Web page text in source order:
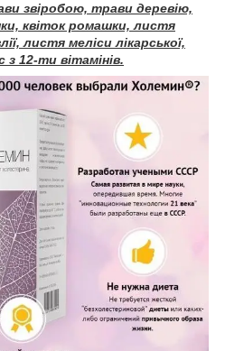
звіробою, трави деревію,
квіток ромашки, листя
листя меліси лікарської,
з 12-ти вітамінів.